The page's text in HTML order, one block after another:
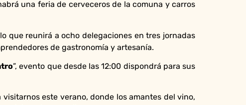
una feria de cerveceros de la comuna y carros
que reunirá a ocho delegaciones en tres jornadas
de gastronomía y artesanía.
”, evento que desde las 12:00 dispondrá para sus
este verano, donde los amantes del vino,